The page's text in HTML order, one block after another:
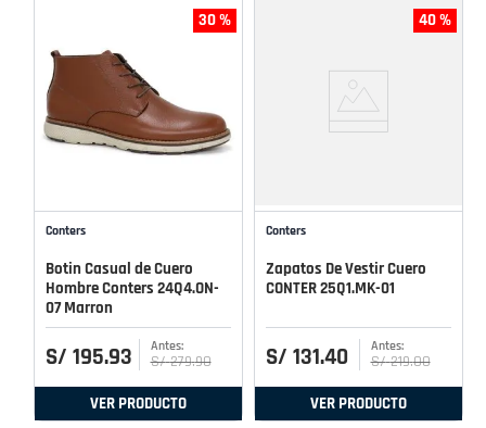
30 %
Conters
Botin Casual de Cuero
Hombre Conters 24Q4.ON-
07 Marron
S/ 195.93 S/ 279.90
VER PRODUCTO
40 %
Conters
Zapatos De Vestir Cuero
CONTER 25Q1.MK-01
S/ 131.40 S/ 219.00
VER PRODUCTO